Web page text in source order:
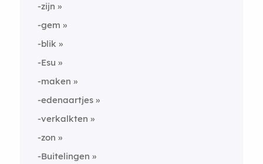
-zijn
-gem
-blik
-Esu
-maken
-edenaartjes
-verkalkten
-zon
-Buitelingen